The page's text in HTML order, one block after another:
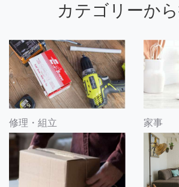
カテゴリーか
修理・組立 家事